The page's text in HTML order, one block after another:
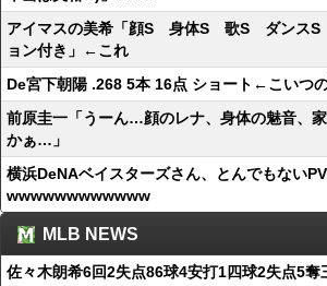
アイマスの美希「顔S 身体S 歌S ダンスS
ョン付き」←これ
De宮下朝陽 .268 5本 16点 ショート←こいつ
前原圭一「うーん…顔のレナ、身体の魅音、
かぁ…」
横浜DeNAベイスターズさん、とんでもない
wwwwwwwwwwww
MLB NEWS
佐々木朗希6回2失点86球4安打1四球2失点5奪